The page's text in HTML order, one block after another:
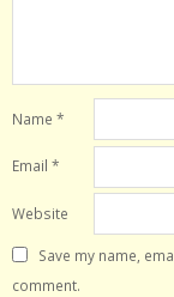
Name *
Email *
Website
Save my name,
comment.